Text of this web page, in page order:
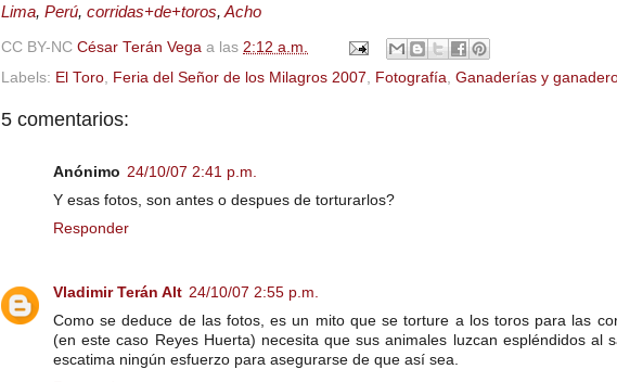
Lima, Perú, corridas+de+toros, Acho
CC BY-NC César Terán Vega a las 2:12 a.m.
Labels: El Toro Feria del Señor de los Milagros 2007 Fotografía Ganaderías y
5 comentarios:
Anónimo 24/10/07 2:41 p.m.
Y esas fotos, son antes o despues de torturarlos?
Responder
Vladimir Terán Alt 24/10/07 2:55 p.m.
Como se deduce de las fotos, es un mito que se torture a los toros para las
(en este caso Reyes Huerta) necesita que sus animales luzcan espléndidos al
escatima ningún esfuerzo para asegurarse de que así sea.